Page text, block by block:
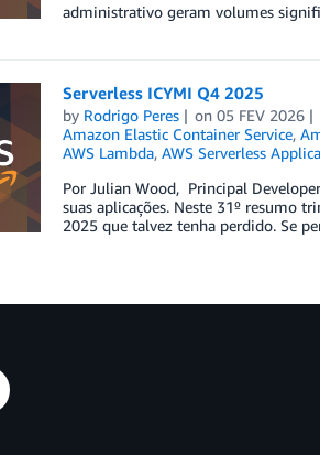
administrativo geram volumes
Serverless ICYMI Q4 2025
by Rodrigo Peres on05 FEV 2026
Amazon Elastic Container Service,
AWS Lambda, AWS Serverless
Por Julian Wood, Principal
suas aplicações. Neste 31º resumo
2025 que talvez tenha perdido. Se